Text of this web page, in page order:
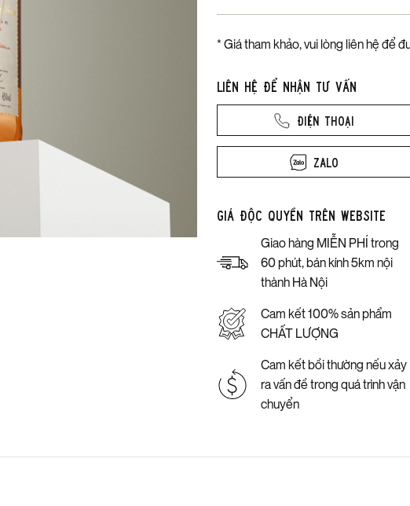
* Giá tham khảo, vui lòng liên hệ để
Liên hệ để nhận tư vấn
Điện thoại
Zalo
Giá độc quyền trên website
Giao hàng MIỄN PHÍ trong
60 phút, bán kính 5km nội
thành Hà Nội
Cam kết 100% sản phẩm
CHẤT LƯỢNG
Cam kết bồi thường nếu xảy
ra vấn đề trong quá trình vận
chuyển